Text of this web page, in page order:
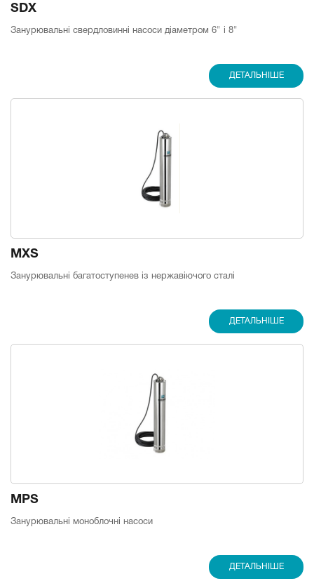
SDX
Занурювальні свердловинні насоси діаметром 6" і 8"
ДЕТАЛЬНІШЕ
MXS
Занурювальні багатоступенев із нержавіючого сталі
ДЕТАЛЬНІШЕ
MPS
Занурювальні моноблочні насоси
ДЕТАЛЬНІШЕ